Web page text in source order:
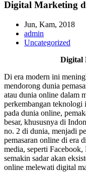
Digital Marketing
Jun, Kam, 2018
admin
Uncategorized
Digital
Di era modern ini
mendorong dunia
atau dunia online dalam
perkembangan teknologi
pada dunia online,
besar, khususnya di
no. 2 di dunia, menjadi
pemasaran online di era
media, seperti
semakin sadar akan
online melewati digital